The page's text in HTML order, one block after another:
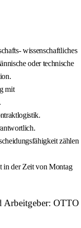
wissenschaftliches
oder technische
mit
zählen
in der Zeit von Montag
Arbeitgeber: OTTO